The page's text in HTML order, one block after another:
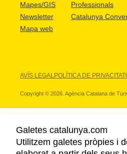
Mapes/GIS
Newsletter
Mapa web
Professionals
Catalunya
AVÍS LEGALPOLÍTICA DE PRIVACITAT
Copyright © 2026. Agència Catalana de
ELS NOSTRES PARTNERS
Galetes catalunya.com
Utilitzem galetes pròpies i